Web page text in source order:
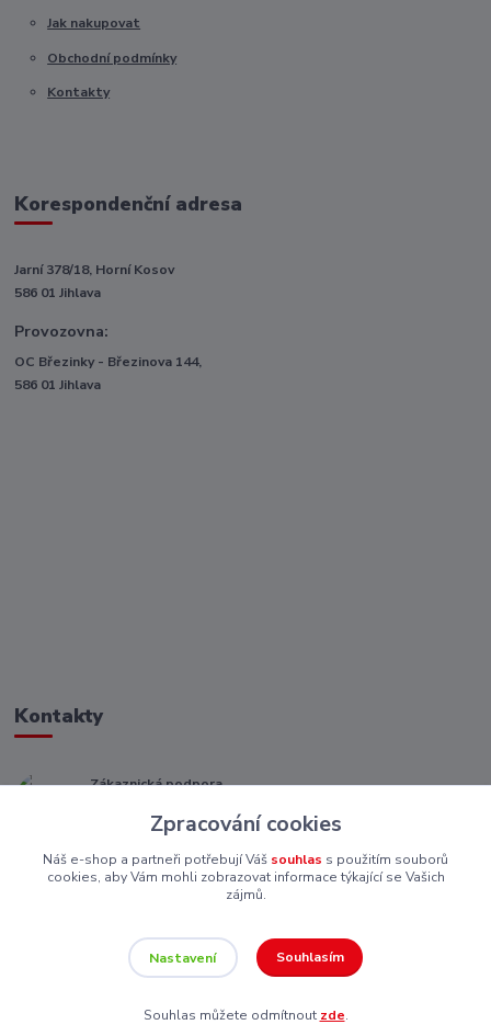
Jak nakupovat
Obchodní podmínky
Kontakty
Korespondenční adresa
Jarní 378/18, Horní Kosov
586 01 Jihlava
Provozovna:
OC Březinky - Březinova 144,
586 01 Jihlava
Kontakty
Zákaznická podpora
(Po-Pá, 8-16 hod.)
eshop@piskutekzs.cz
Vytvořeno na Eshop-rychle.cz
Zpracování cookies
Náš e-shop a partneři potřebují Váš souhlas s použitím souborů
cookies, aby Vám mohli zobrazovat informace týkající se Vašich
zájmů.
Nastavení Souhlasím
Souhlas můžete odmítnout zde.